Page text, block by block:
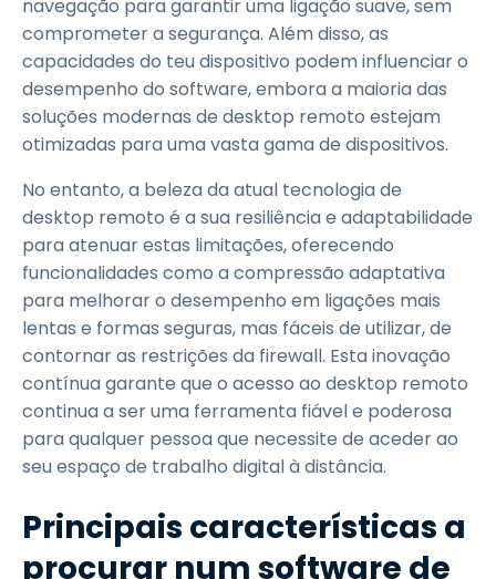
navegação para garantir uma ligação suave, sem
comprometer a segurança. Além disso, as
capacidades do teu dispositivo podem influenciar o
desempenho do software, embora a maioria das
soluções modernas de desktop remoto estejam
otimizadas para uma vasta gama de dispositivos.
No entanto, a beleza da atual tecnologia de
desktop remoto é a sua resiliência e adaptabilidade
para atenuar estas limitações, oferecendo
funcionalidades como a compressão adaptativa
para melhorar o desempenho em ligações mais
lentas e formas seguras, mas fáceis de utilizar, de
contornar as restrições da firewall. Esta inovação
contínua garante que o acesso ao desktop remoto
continua a ser uma ferramenta fiável e poderosa
para qualquer pessoa que necessite de aceder ao
seu espaço de trabalho digital à distância.
Principais características a
procurar num software de